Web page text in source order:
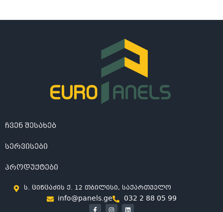
ჩვენ შესახებ
სერვისები
პროდუქტები
ს. ცინცაძის ქ. 12 თბილისი, საქართველო
info@panels.ge 032 2 88 05 99